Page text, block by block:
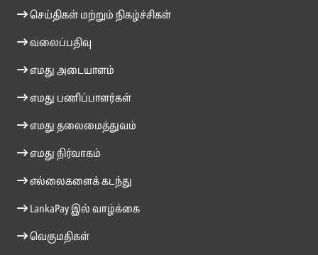
செய்திகள் மற்றும் நிகழ்ச்சிகள்
வலைப்பதிவு
எமது அடையாளம்
எமது பணிப்பாளர்கள்
எமது தலைமைத்துவம்
எமது நிர்வாகம்
எல்லைகளைக் கடந்து
LankaPay இல் வாழ்க்கை
வெகுமதிகள்